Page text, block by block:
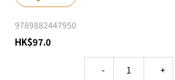
9789882447950
HK$97.0